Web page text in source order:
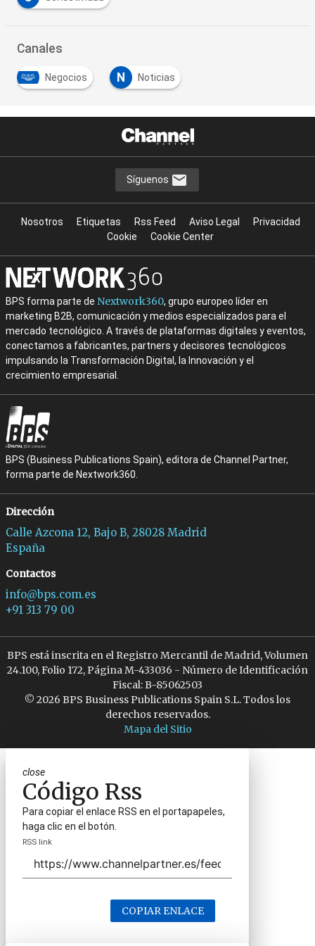
Canales
Negocios N Noticias
Síguenos
Nosotros Etiquetas Rss Feed Aviso Legal
Privacidad
Cookie
Cookie Center
BPS forma parte de Nextwork360, grupo europeo líder en
marketing B2B, comunicación y medios especializados para el
mercado tecnológico. A través de plataformas digitales y eventos,
conectamos a fabricantes, partners y decisores tecnológicos
impulsando la Transformación Digital, la Innovación y el
crecimiento empresarial.
BPS (Business Publications Spain), editora de Channel Partner,
forma parte de Nextwork360.
Dirección
Calle Azcona 12, Bajo B, 28028 Madrid
España
Contactos
info@bps.com.es
+91 313 79 00
BPS está inscrita en el Registro Mercantil de Madrid, Volumen
24.100, Folio 172, Página M-433036 - Número de Identificación
Fiscal: B-85062503
© 2026 BPS Business Publications Spain S.L. Todos los
derechos reservados.
Mapa del Sitio
close
Código Rss
Para copiar el enlace RSS en el portapapeles,
haga clic en el botón.
RSS link
COPIAR ENLACE